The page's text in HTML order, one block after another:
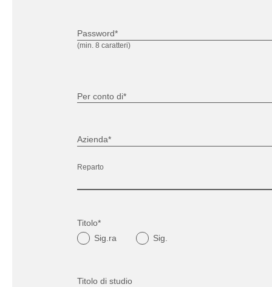
(min. 8 caratteri)
Password*
Per conto di*
Azienda*
Reparto
Titolo*
Sig.ra
Sig.
Titolo di studio